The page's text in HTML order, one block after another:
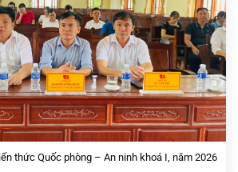
thức Quốc phòng – An ninh khoá I, năm 2026